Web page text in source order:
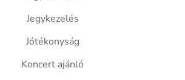
Jegykezelés
Jótékonyság
Koncert ajánló